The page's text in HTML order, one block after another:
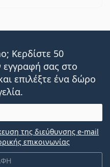
Κερδίστε 50
εγγραφή σας στο
επιλέξτε ένα δώρο
της διεύθυνσης e-mail
επικοινωνίας